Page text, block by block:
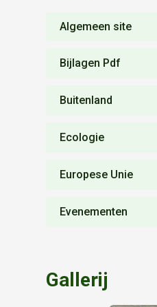
Algemeen site
Bijlagen Pdf
Buitenland
Ecologie
Europese Unie
Evenementen
Gallerij